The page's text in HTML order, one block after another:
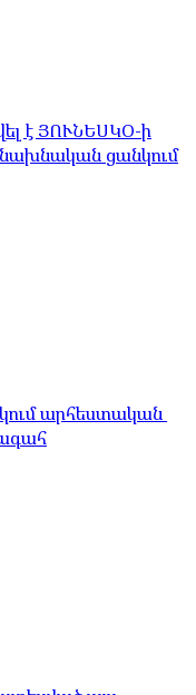
է ՅՈՒՆԵՍԿՕ-ի
ցանկում
արհեստական